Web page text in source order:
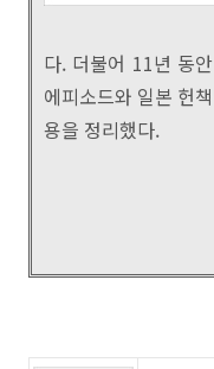
다. 더불어 11년 동
에피소드와 일본 헌
용을 정리했다.